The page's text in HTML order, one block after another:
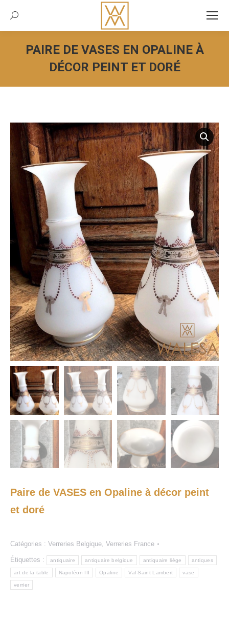
Recherche:
PAIRE DE VASES EN OPALINE À
DÉCOR PEINT ET DORÉ
Vous êtes ici :
Paire de VASES en Opaline à décor peint
et doré
Catégories : Verreries Belgique, Verreries France
Étiquettes : antiquaire antiquaire belgique antiquaire liège antiques
art de la table Napoléon III Opaline Val Saint Lambert vase
verrier